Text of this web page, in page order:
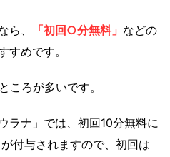
ら、 「初回○分無料」 などの
すめです。
ころが多いです。
ラナ」では、初回10分無料に
付与されますので、初回は